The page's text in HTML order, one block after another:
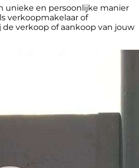
unieke en persoonlijke manier
verkoopmakelaar of
verkoop of aankoop van jouw